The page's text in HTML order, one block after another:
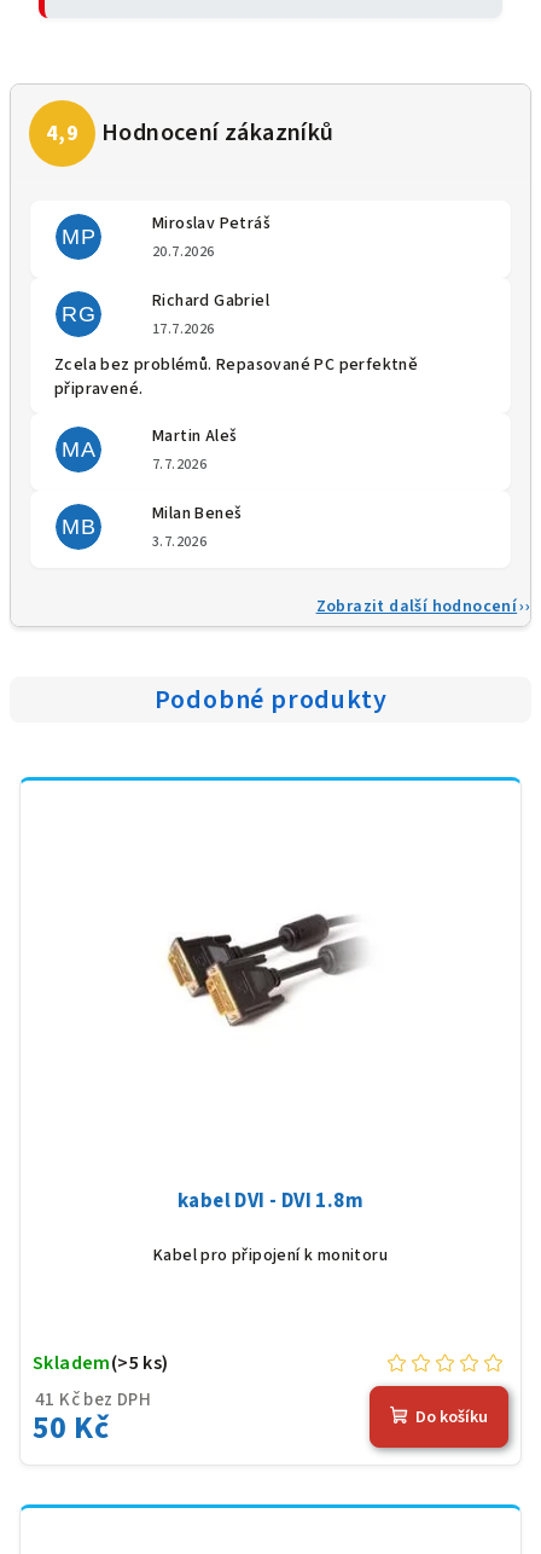
MP
Miroslav Petráš
20.7.2026
RG
Richard Gabriel
17.7.2026
Zcela bez problémů. Repasované PC perfektně
připravené.
MA
Martin Aleš
7.7.2026
MB
Milan Beneš
3.7.2026
Zobrazit další hodnocení
Podobné produkty
kabel DVI - DVI 1.8m
Kabel pro připojení k monitoru
41 Kč bez DPH
50 Kč
Skladem(>5 ks)
Do košíku